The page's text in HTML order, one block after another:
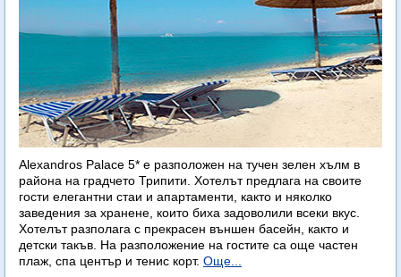
Alexandros Palace 5* e разположен на тучен зелен хълм в
района на градчето Трипити. Хотелът предлага на своите
гости елегантни стаи и апартаменти, както и няколко
заведения за хранене, които биха задоволили всеки вкус.
Хотелът разполага с прекрасен външен басейн, както и
детски такъв. На разположение на гостите са още частен
плаж, спа център и тенис корт. Още...